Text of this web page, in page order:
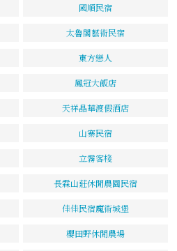
國順民宿
太魯閣藝術民宿
東方戀人
鳳冠大飯店
天祥晶華渡假酒店
山寨民宿
立霧客棧
長霖山莊休閒農園民宿
佳佳民宿魔術城堡
櫻田野休閒農場